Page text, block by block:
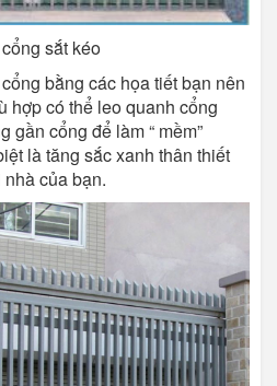
sắt kéo
bằng các họa tiết bạn nên
hợp có thể leo quanh cổng
gần cổng để làm “ mềm”
là tăng sắc xanh thân thiết
của bạn.